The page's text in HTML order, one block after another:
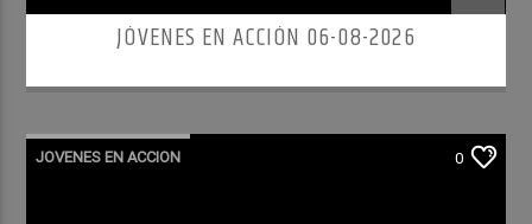
JÓVENES EN ACCIÓN 06-08-2026
JOVENES EN ACCION 0